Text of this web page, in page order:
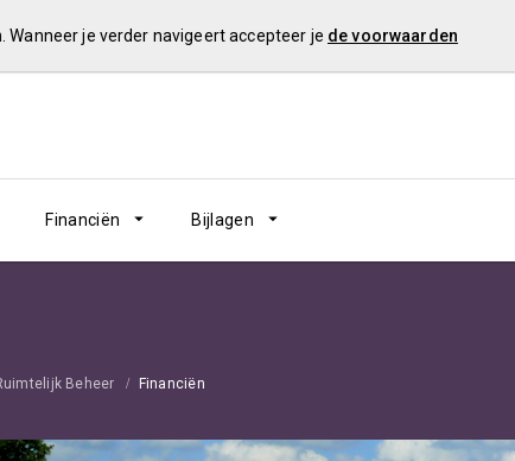
Financiën Bijlagen
Beheer Financiën
Wanneer je verder navigeert accepteer je de voorwaarden